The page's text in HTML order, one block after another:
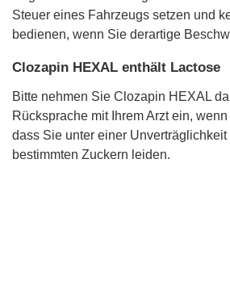
Steuer eines Fahrzeugs setzen und
bedienen, wenn Sie derartige
Clozapin HEXAL enthält Lactose
Bitte nehmen Sie Clozapin HEXAL
Rücksprache mit Ihrem Arzt ein,
dass Sie unter einer
bestimmten Zuckern leiden.